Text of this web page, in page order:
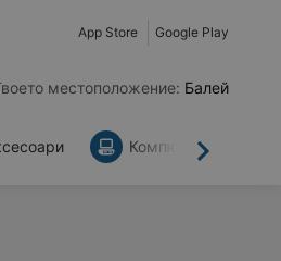
App Store Google Play
местоположение: Балей
Напред
Компютри и